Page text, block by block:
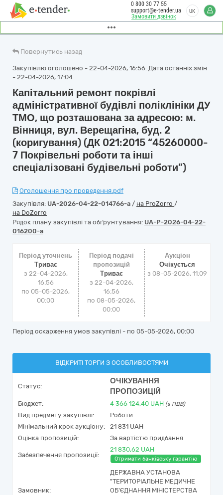
Замовити дзвінок
0 800 30 77 55
support@e-tender.ua
UK
Повернутись назад
Закупівлю оголошено - 22-04-2026, 16:56. Дата останніх змін
- 22-04-2026, 17:04
Капітальний ремонт покрівлі
адміністративної будівлі поліклініки ДУ
ТМО, що розташована за адресою: м.
Вінниця, вул. Верещагіна, буд. 2
(коригування) (ДК 021:2015 “45260000-
7 Покрівельні роботи та інші
спеціалізовані будівельні роботи”)
Оголошення про проведення.pdf
Закупівля: UA-2026-04-22-014766-a / на ProZorro /
на DoZorro
Рядок плану закупівлі та обґрунтування: UA-P-2026-04-22-
016200-a
Період уточнень
Триває
з 22-04-2026,
16:56
по 05-05-2026,
00:00
Період подачі
пропозицій
Триває
з 22-04-2026,
16:56
по 08-05-2026,
00:00
Аукціон
Очікується
з 08-05-2026, 11:09
Період оскарження умов закупівлі - по 05-05-2026, 00:00
ВІДКРИТІ ТОРГИ З ОСОБЛИВОСТЯМИ
Статус:
ОЧІКУВАННЯ
ПРОПОЗИЦІЙ
Бюджет: 4 366 124,40 UAH (з ПДВ)
Вид предмету закупівлі:
Роботи
Мінімальний крок аукціону:
21 831 UAH
Оцінка пропозицій:
За вартістю придбання
Забезпечення пропозиції:
21 830,62 UAH
Отримати банківську гарантію
Замовник:
ДЕРЖАВНА УСТАНОВА
"ТЕРИТОРІАЛЬНЕ МЕДИЧНЕ
ОБ'ЄДНАННЯ МІНІСТЕРСТВА